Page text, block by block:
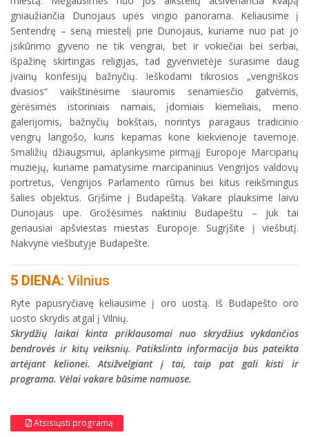
gniaužiančia Dunojaus upės vingio panorama. Keliausime į
Sentendrę – seną miestelį prie Dunojaus, kuriame nuo pat jo
įsikūrimo gyveno ne tik vengrai, bet ir vokiečiai bei serbai,
išpažinę skirtingas religijas, tad gyvenvietėje surasime daug
įvairių konfesijų bažnyčių. Ieškodami tikrosios „vengriškos
dvasios“ vaikštinėsime siauromis senamiesčio gatvėmis,
gėrėsimės istoriniais namais, įdomiais kiemeliais, meno
galerijomis, bažnyčių bokštais, norintys paragaus tradicinio
vengrų langošo, kuris kepamas kone kiekvienoje tavernoje.
Smaližių džiaugsmui, aplankysime pirmąjį Europoje Marcipanų
muziejų, kuriame pamatysime marcipaninius Vengrijos valdovų
portretus, Vengrijos Parlamento rūmus bei kitus reikšmingus
šalies objektus. Grįšime į Budapeštą. Vakare plauksime laivu
Dunojaus upe. Grožėsimės naktiniu Budapeštu – juk tai
geriausiai apšviestas miestas Europoje. Sugrįšite į viešbutį.
Nakvynė viešbutyje Budapešte.
5 DIENA: Vilnius
Ryte papusryčiavę keliausime į oro uostą. Iš Budapešto oro
uosto skrydis atgal į Vilnių.
Skrydžių laikai kinta priklausomai nuo skrydžius vykdančios
bendrovės ir kitų veiksnių. Patikslinta informacija bus pateikta
artėjant kelionei. Atsižvelgiant į tai, taip pat gali kisti ir
programa. Vėlai vakare būsime namuose.
Atsisiųsti programą